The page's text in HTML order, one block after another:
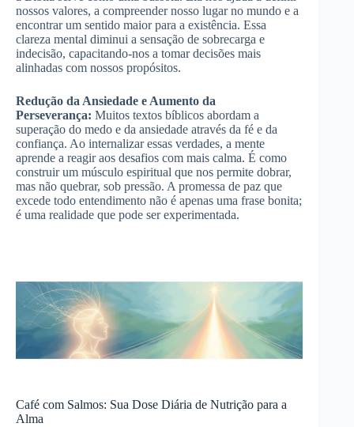
nossos valores, a compreender nosso lugar no mundo e a
encontrar um sentido maior para a existência. Essa
clareza mental diminui a sensação de sobrecarga e
indecisão, capacitando-nos a tomar decisões mais
alinhadas com nossos propósitos.
Redução da Ansiedade e Aumento da
Perseverança: Muitos textos bíblicos abordam a
superação do medo e da ansiedade através da fé e da
confiança. Ao internalizar essas verdades, a mente
aprende a reagir aos desafios com mais calma. É como
construir um músculo espiritual que nos permite dobrar,
mas não quebrar, sob pressão. A promessa de paz que
excede todo entendimento não é apenas uma frase bonita;
é uma realidade que pode ser experimentada.
Café com Salmos: Sua Dose Diária de Nutrição para a
Alma